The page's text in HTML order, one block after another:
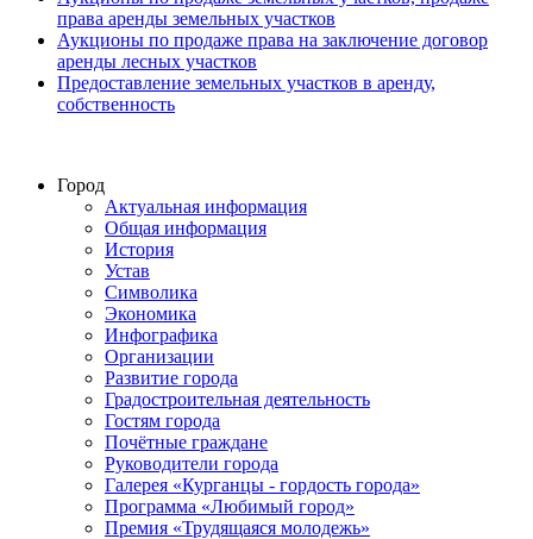
права аренды земельных участков
Аукционы по продаже права на заключение договор
аренды лесных участков
Предоставление земельных участков в аренду,
собственность
Город
Актуальная информация
Общая информация
История
Устав
Символика
Экономика
Инфографика
Организации
Развитие города
Градостроительная деятельность
Гостям города
Почётные граждане
Руководители города
Галерея «Курганцы - гордость города»
Программа «Любимый город»
Премия «Трудящаяся молодежь»